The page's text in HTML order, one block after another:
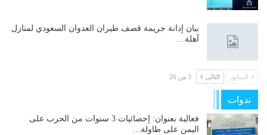
بيان إدانة جريمة قصف طيران العدوان السعودي لمنازل
آهلة…
السابق التالي 1 من 26
ندوات
فعالية بعنوان: إحصائيات 3 سنوات من الحرب على
اليمن على طاولة…